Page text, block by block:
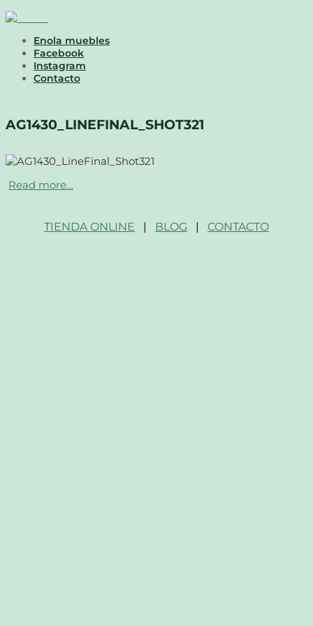
Enola muebles
Facebook
Instagram
Contacto
AG1430_LINEFINAL_SHOT321
Read more…
TIENDA ONLINE | BLOG | CONTACTO